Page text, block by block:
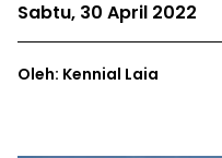
Sabtu, 30 April 2022
Oleh: Kennial Laia